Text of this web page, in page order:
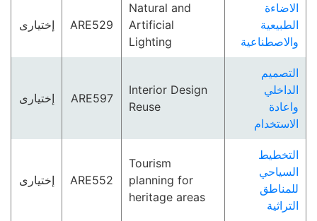
الاضاءة
الطبيعية
والاصطناعية
Natural and
Artificial
Lighting
ARE529 إختيارى
التصميم
الداخلي
واعادة
الاستخدام
Interior Design
Reuse
ARE597 إختيارى
التخطيط
السياحي
للمناطق
التراثية
Tourism
planning for
heritage areas
ARE552 إختيارى